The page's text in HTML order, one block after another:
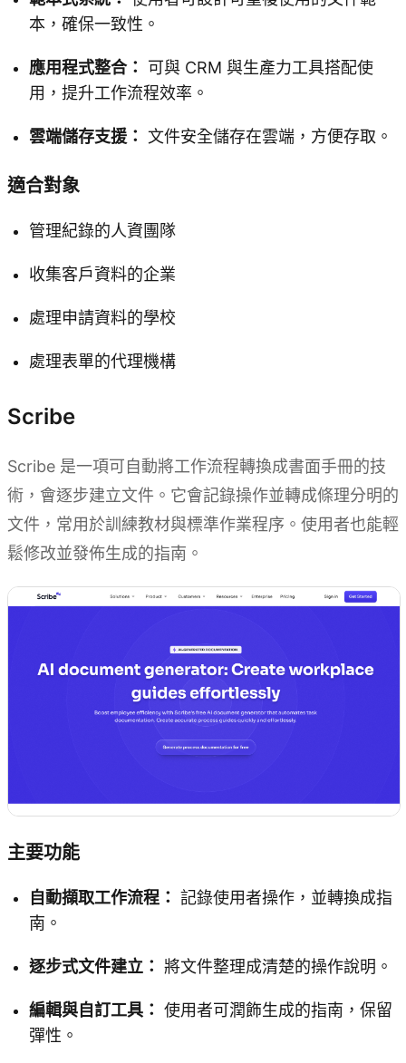
本，確保一致性。
應用程式整合：
可與 CRM 與生產力工具搭配使
用，提升工作流程效率。
雲端儲存支援： 文件安全儲存在雲端，方便存取。
適合對象
管理紀錄的人資團隊
收集客戶資料的企業
處理申請資料的學校
處理表單的代理機構
Scribe
Scribe 是一項可自動將工作流程轉換成書面手冊的技
術，會逐步建立文件。它會記錄操作並轉成條理分明的
文件，常用於訓練教材與標準作業程序。使用者也能輕
鬆修改並發佈生成的指南。
主要功能
自動擷取工作流程： 記錄使用者操作，並轉換成指
南。
逐步式文件建立： 將文件整理成清楚的操作說明。
編輯與自訂工具： 使用者可潤飾生成的指南，保留
彈性。